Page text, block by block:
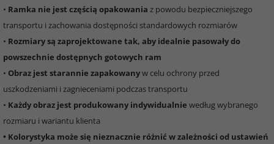
• Ramka nie jest częścią opakowania z powodu bezpieczniejszego
transportu i zachowania dostępności standardowych rozmiarów
• Rozmiary są zaprojektowane tak, aby idealnie pasowały do
powszechnie dostępnych gotowych ram
• Obraz jest starannie zapakowanyw celu ochrony przed
uszkodzeniami i zagnieceniami podczas transportu
• Każdy obraz jest produkowany indywidualnie według wybranego
rozmiaru i wariantu klienta
• Kolorystyka może się nieznacznie różnić w zależności od ustawień